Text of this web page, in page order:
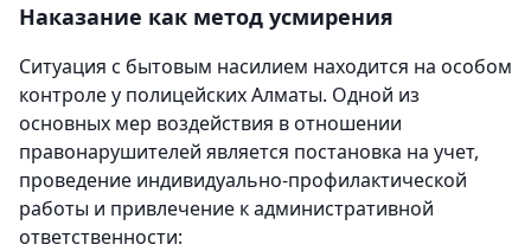
Наказание как метод усмирения
Ситуация с бытовым насилием находится на особом
контроле у полицейских Алматы. Одной из
основных мер воздействия в отношении
правонарушителей является постановка на учет,
проведение индивидуально-профилактической
работы и привлечение к административной
ответственности: